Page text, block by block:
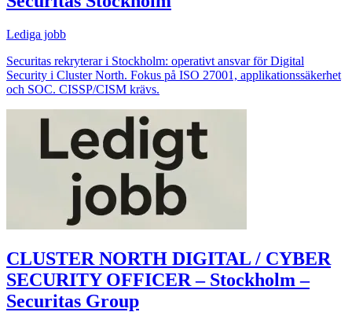
Lediga jobb
Securitas rekryterar i Stockholm: operativt ansvar för Digital
Security i Cluster North. Fokus på ISO 27001, applikationssäkerhet
och SOC. CISSP/CISM krävs.
CLUSTER NORTH DIGITAL / CYBER
SECURITY OFFICER – Stockholm –
Securitas Group